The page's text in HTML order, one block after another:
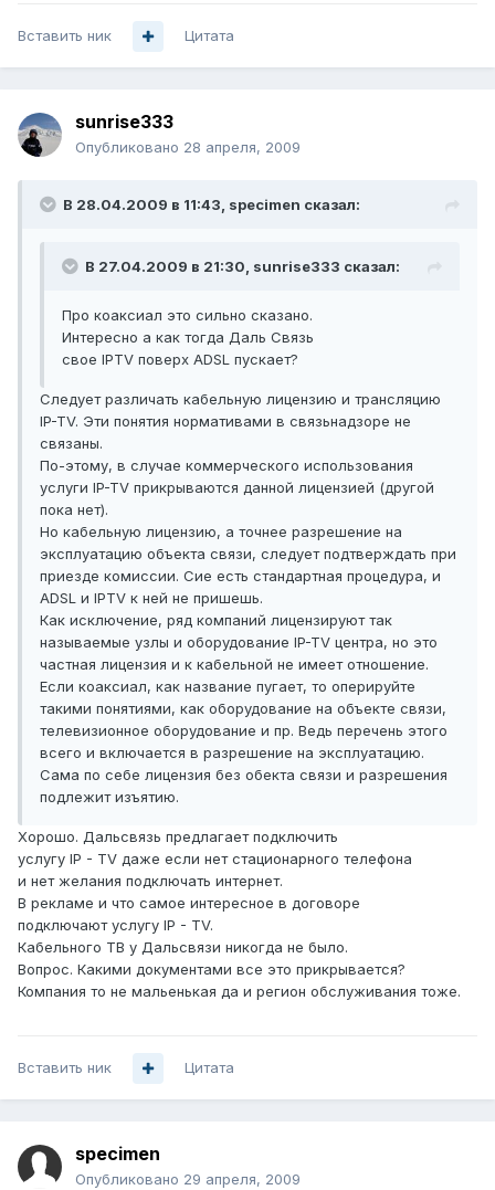
Вставить ник Цитата
sunrise333
Опубликовано 28 апреля, 2009
В 28.04.2009 в 11:43, specimen сказал:
В 27.04.2009 в 21:30, sunrise333 сказал:
Про коаксиал это сильно сказано.
Интересно а как тогда Даль Связь
свое IPTV поверх АDSL пускает?
Следует различать кабельную лицензию и трансляцию
IP-TV. Эти понятия нормативами в связьнадзоре не
связаны.
По-этому, в случае коммерческого использования
услуги IP-TV прикрываются данной лицензией (другой
пока нет).
Но кабельную лицензию, а точнее разрешение на
эксплуатацию объекта связи, следует подтверждать при
приезде комиссии. Сие есть стандартная процедура, и
ADSL и IPTV к ней не пришешь.
Как исключение, ряд компаний лицензируют так
называемые узлы и оборудование IP-TV центра, но это
частная лицензия и к кабельной не имеет отношение.
Если коаксиал, как название пугает, то оперируйте
такими понятиями, как оборудование на объекте связи,
телевизионное оборудование и пр. Ведь перечень этого
всего и включается в разрешение на эксплуатацию.
Сама по себе лицензия без обекта связи и разрешения
подлежит изъятию.
Хорошо. Дальсвязь предлагает подключить
услугу IP - TV даже если нет стационарного телефона
и нет желания подключать интернет.
В рекламе и что самое интересное в договоре
подключают услугу IP - TV.
Кабельного ТВ у Дальсвязи никогда не было.
Вопрос. Какими документами все это прикрывается?
Компания то не мальенькая да и регион обслуживания тоже.
Вставить ник Цитата
specimen
Опубликовано 29 апреля, 2009